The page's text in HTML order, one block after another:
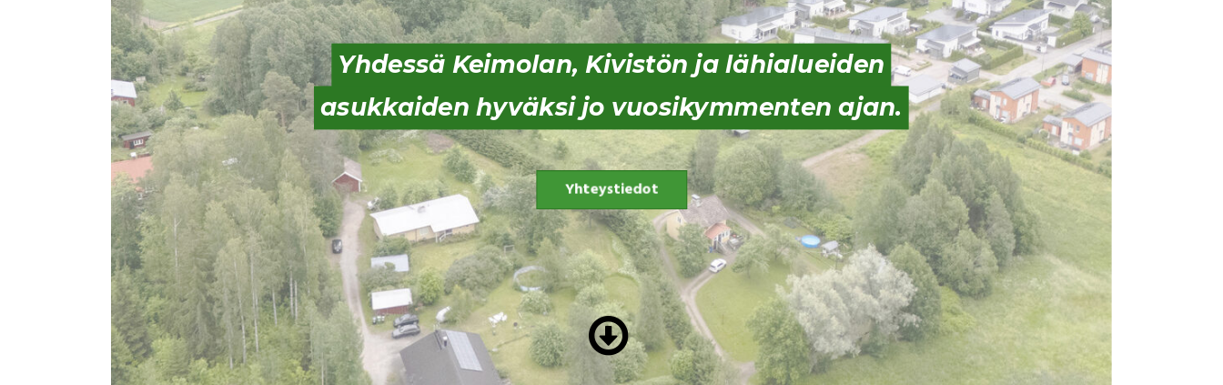
Yhdessä Keimolan, Kivistön ja lähialueiden
asukkaiden hyväksi jo vuosikymmenten ajan.
Yhteystiedot